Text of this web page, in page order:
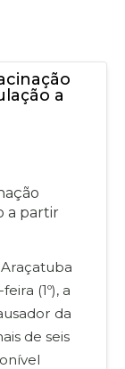
a
(1º), a
da
de seis